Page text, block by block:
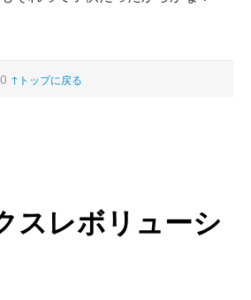
↑トップに戻る
スレボリューシ